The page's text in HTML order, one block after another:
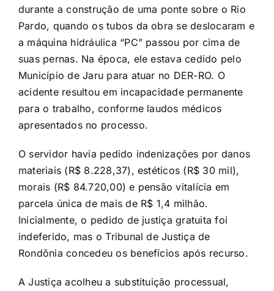
durante a construção de uma ponte sobre o Rio
Pardo, quando os tubos da obra se deslocaram e
a máquina hidráulica “PC” passou por cima de
suas pernas. Na época, ele estava cedido pelo
Município de Jaru para atuar no DER-RO. O
acidente resultou em incapacidade permanente
para o trabalho, conforme laudos médicos
apresentados no processo.
O servidor havia pedido indenizações por danos
materiais (R$ 8.228,37), estéticos (R$ 30 mil),
morais (R$ 84.720,00) e pensão vitalícia em
parcela única de mais de R$ 1,4 milhão.
Inicialmente, o pedido de justiça gratuita foi
indeferido, mas o Tribunal de Justiça de
Rondônia concedeu os benefícios após recurso.
A Justiça acolheu a substituição processual,